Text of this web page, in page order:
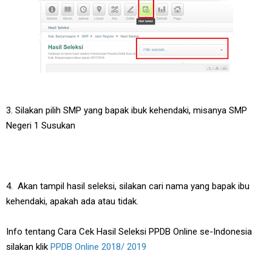
3. Silakan pilih SMP yang bapak ibuk kehendaki, misanya SMP
Negeri 1 Susukan
4. Akan tampil hasil seleksi, silakan cari nama yang bapak ibu
kehendaki, apakah ada atau tidak.
Info tentang Cara Cek Hasil Seleksi PPDB Online se-Indonesia
silakan klik PPDB Online 2018/ 2019